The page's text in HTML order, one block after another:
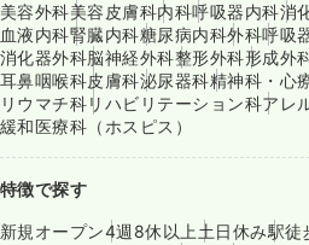
美容外科美容皮膚科内科呼吸器内科消
血液内科腎臓内科糖尿病内科外科呼吸
消化器外科脳神経外科整形外科形成外
耳鼻咽喉科皮膚科泌尿器科精神科・心
リウマチ科リハビリテーション科アレ
緩和医療科（ホスピス）
特徴で探す
新規オープン4週8休以上 土日休み駅徒